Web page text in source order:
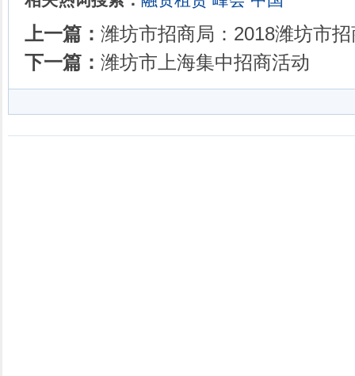
上一篇： 潍坊市招商局：2018潍坊市
下一篇： 潍坊市上海集中招商活动